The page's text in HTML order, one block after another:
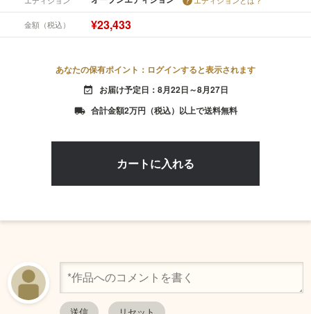
金額（税込） ¥23,433
あなたの保有ポイント：ログインすると表示されます
event_available お届け予定日：8月22日～8月27日
local_shipping 合計金額2万円（税込）以上で送料無料